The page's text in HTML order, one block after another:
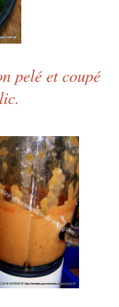
pelé et coupé